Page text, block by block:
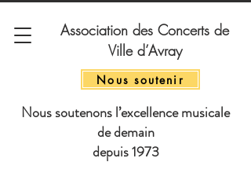
Association des Concerts de
Ville d’Avray
Nous soutenir
Nous soutenons l’excellence musicale
de demain
depuis 1973